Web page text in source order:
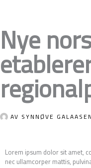
Nye
AV SYNNØVE
Lorem ipsum dolor sit amet,
nec ullamcorper mattis,